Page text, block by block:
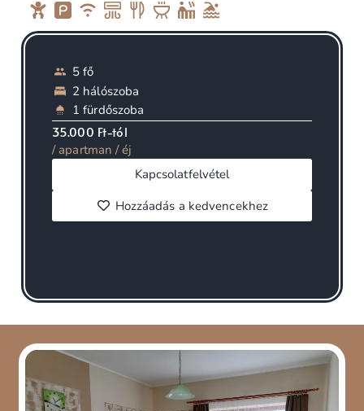
5 fő
2 hálószoba
1 fürdőszoba
35.000 Ft-tól
/ apartman / éj
Kapcsolatfelvétel
Hozzáadás a kedvencekhez